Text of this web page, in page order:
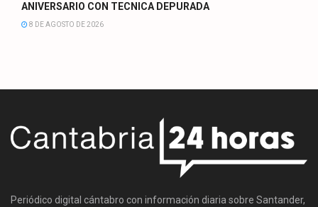
ANIVERSARIO CON TECNICA DEPURADA
8 DE AGOSTO DE 2026
Periódico digital cántabro con información diaria sobre Santander,